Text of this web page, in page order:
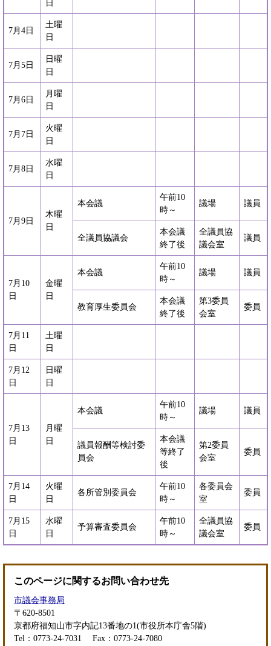
日
7月4日
土曜
日
7月5日
日曜
日
7月6日
月曜
日
7月7日
火曜
日
7月8日
水曜
日
7月9日
木曜
日
本会議
午前10
時～
議場 議員
全議員協議会
本会議
終了後
全議員協
議会室
議員
7月10
日
金曜
日
本会議
午前10
時～
議場 議員
教育厚生委員会
本会議
終了後
第3委員
会室
委員
7月11
日
土曜
日
7月12
日
日曜
日
7月13
日
月曜
日
本会議
午前10
時～
議場 議員
議員報酬等検討委
員会
本会議
等終了
後
第2委員
会室
委員
7月14
日
火曜
日
各所管別委員会
午前10
時～
各委員会
室
委員
7月15
日
水曜
日
予算審査委員会
午前10
時～
全議員協
議会室
委員
このページに関するお問い合わせ先
市議会事務局
〒620-8501
京都府福知山市字内記13番地の1(市役所本庁舎5階)
Tel：0773-24-7031
Fax：0773-24-7080